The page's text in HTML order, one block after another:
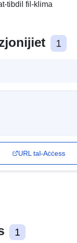
tibdil fil-klima
1
URL tal-Aċċess
1